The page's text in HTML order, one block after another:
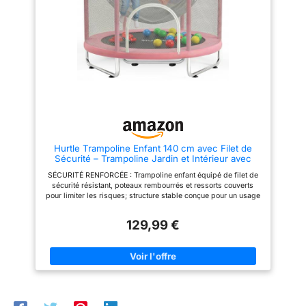
inégalée. Les poteaux
rembourrés et le tour de
trampoline offrent une couche
supplémentaire de sécurité,
faisant de ce trampoline le
choix numéro un pour les
familles attentives. STABILITÉ
ET ACCESSIBILITÉ : Imaginez
stabilité et son échelle intégrée,
accéder à leur terrain de jeu
préféré en toute sécurité. Le
cadre en tubes d'acier promet
des années d'amusement, sans
compromis sur la qualité.
ASSEMBLAGE EN UN CLIN
temps est précieux. C'est
pourquoi notre trampoline a été
démontage rapides. Vous
pourrez ainsi consacrer plus de
temps aux moments de joie et
trampoline pour enfant et
chaque espace extérieur ✔
Facile à monter, facile à
déplacer : Conçu pour profiter
rapidement des sauts et
simplifier l’entretien du jardin ✔
Tranquillité sur le long terme :
Pièces détachées disponibles
en France pendant 10 ans pour
Hurtle Trampoline Enfant 140 cm avec Filet de
Sécurité – Trampoline Jardin et Intérieur avec
Balançoire, Sac de Frappe, Anneaux, 20 Balles,
Structure Stable, Jeux Actifs dès 3 Ans
SÉCURITÉ RENFORCÉE : Trampoline enfant équipé de filet de
sécurité résistant, poteaux rembourrés et ressorts couverts
pour limiter les risques; structure stable conçue pour un usage
actif et varié; idéal pour développer coordination, motricité et
INTÉRIEUR EXTÉRIEUR : Trampoline adapté à la chambre, salle
de jeux, terrasse ou jardin; 36 ressorts assurent une bonne
élasticité et un rebond stable pour une expérience de saut
129,99 €